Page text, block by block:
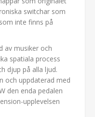
switchar som
inte finns på
av musiker och
spatiala process
djup på alla ljud.
och uppdaterad med
den enda pedalen
upplevelsen